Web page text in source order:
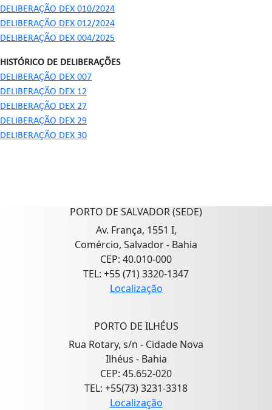
DELIBERAÇÃO DEX 010/2024
DELIBERAÇÃO DEX 012/2024
DELIBERAÇÃO DEX 004/2025
HISTÓRICO DE DELIBERAÇÕES
DELIBERAÇÃO DEX 007
DELIBERAÇÃO DEX 12
DELIBERAÇÃO DEX 27
DELIBERAÇÃO DEX 29
DELIBERAÇÃO DEX 30
PORTO DE SALVADOR (SEDE)
Av. França, 1551 I,
Comércio, Salvador - Bahia
CEP: 40.010-000
TEL: +55 (71) 3320-1347
Localização
PORTO DE ILHÉUS
Rua Rotary, s/n - Cidade Nova
Ilhéus - Bahia
CEP: 45.652-020
TEL: +55(73) 3231-3318
Localização